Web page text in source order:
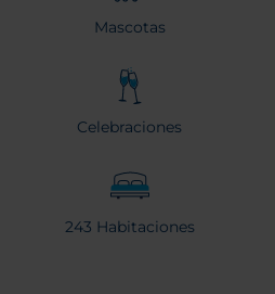
Mascotas
Celebraciones
243 Habitaciones